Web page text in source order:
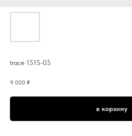
trace 1515-05
9 000 ₽
в корзину